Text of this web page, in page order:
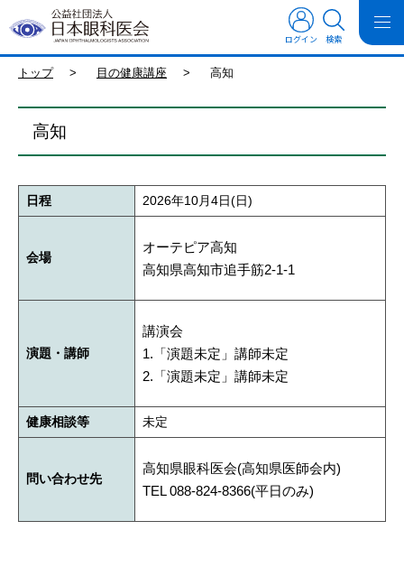
ログイン 検索
トップ > 目の健康講座 > 高知
高知
日程 2026年10月4日(日)
会場
オーテピア高知
高知県高知市追手筋2-1-1
演題・講師
講演会
1.「演題未定」講師未定
2.「演題未定」講師未定
健康相談等 未定
問い合わせ先
高知県眼科医会(高知県医師会内)
TEL 088-824-8366(平日のみ)